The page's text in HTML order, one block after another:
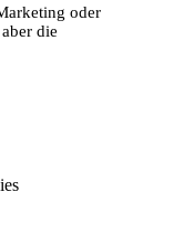
oder
die